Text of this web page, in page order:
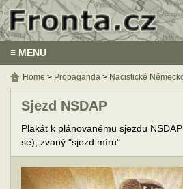
≡ MENU
Sjezd NSDAP
Plakát k plánovanému sjezdu
se), zvaný "sjezd míru"
Home > Propaganda > Nacistické